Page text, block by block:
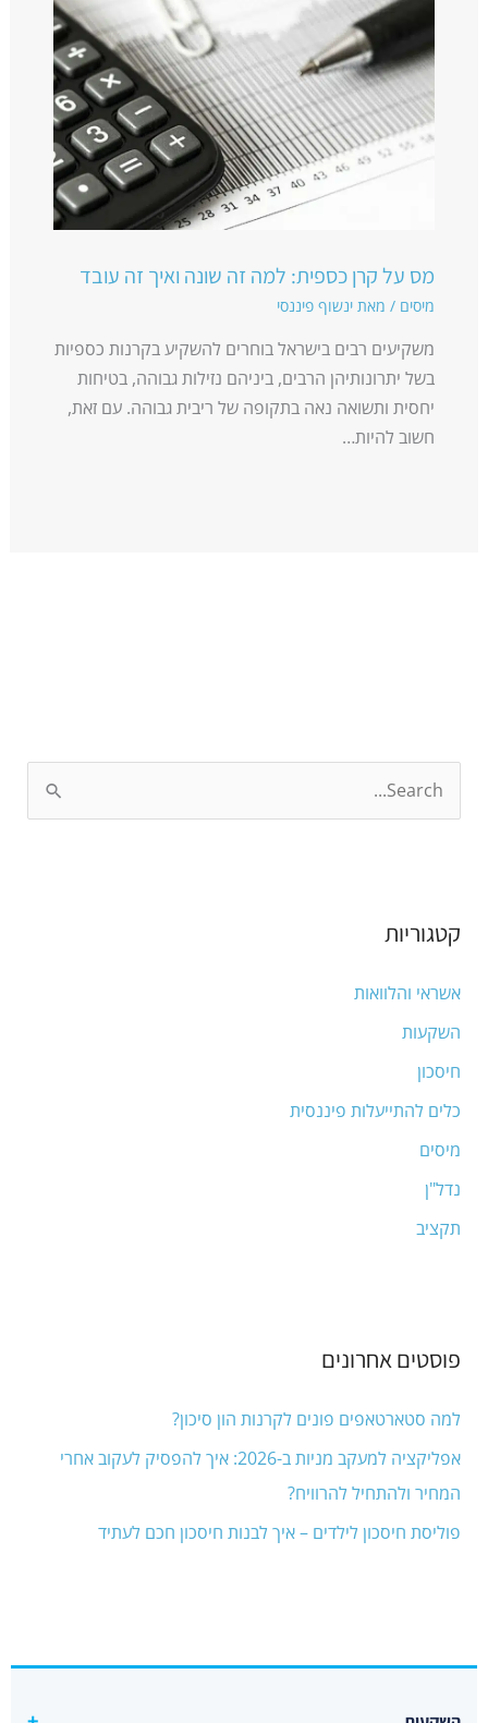
מס על קרן כספית: למה זה שונה ואיך זה עובד
מיסים / מאת ינשוף פיננסי
משקיעים רבים בישראל בוחרים להשקיע בקרנות כספיות
בשל יתרונותיהן הרבים, ביניהם נזילות גבוהה, בטיחות
יחסית ותשואה נאה בתקופה של ריבית גבוהה. עם זאת,
חשוב להיות…
c
f
o
r
:
קטגוריות
אשראי והלוואות
השקעות
חיסכון
כלים להתייעלות פיננסית
מיסים
נדל"ן
תקציב
פוסטים אחרונים
למה סטארטאפים פונים לקרנות הון סיכון?
אפליקציה למעקב מניות ב-2026: איך להפסיק לעקוב אחרי
המחיר ולהתחיל להרוויח?
פוליסת חיסכון לילדים – איך לבנות חיסכון חכם לעתיד